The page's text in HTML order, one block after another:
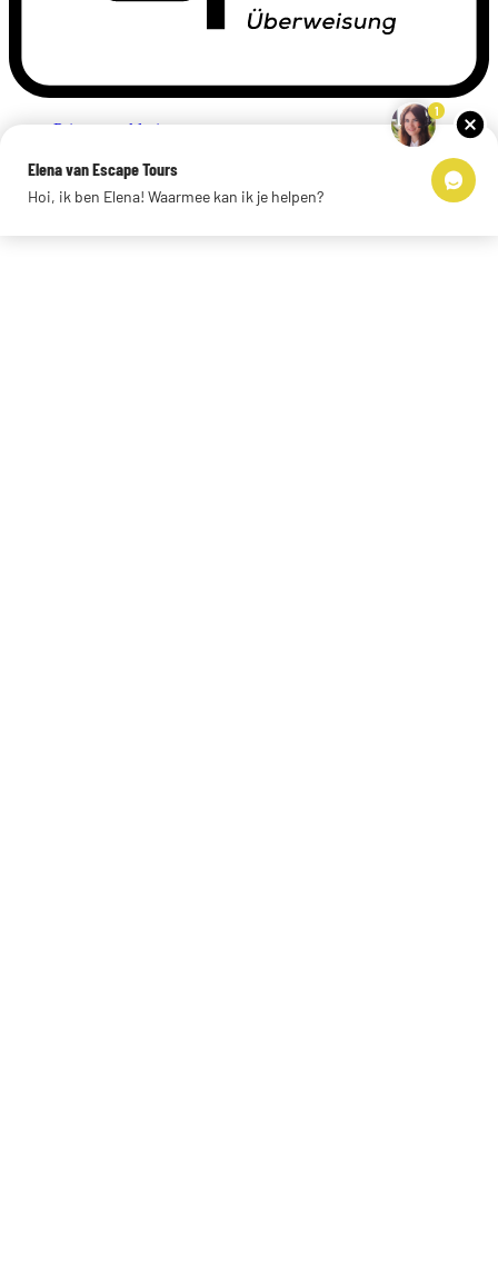
Privacyverklaring
Links
© 2026 Escape Tours
1
Elena van Escape Tours
Hoi, ik ben Elena! Waarmee kan ik je helpen?